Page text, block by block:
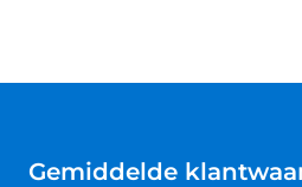
Gemiddelde